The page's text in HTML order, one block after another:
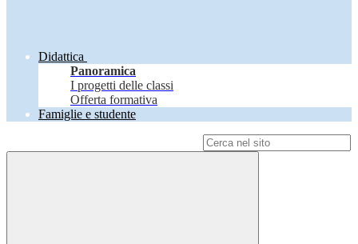
Didattica
Panoramica
I progetti delle classi
Offerta formativa
Famiglie e studente